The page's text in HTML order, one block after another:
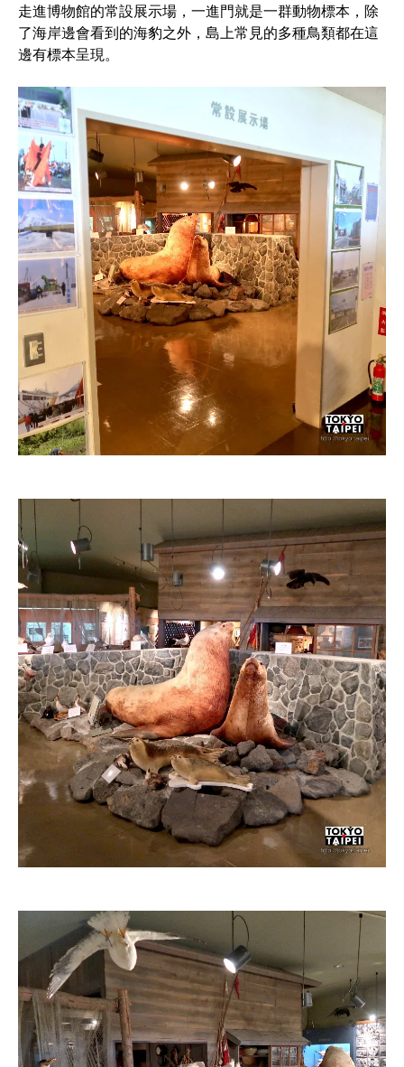
走進博物館的常設展示場，一進門就是一群動物標本，除
了海岸邊會看到的海豹之外，島上常見的多種鳥類都在這
邊有標本呈現。